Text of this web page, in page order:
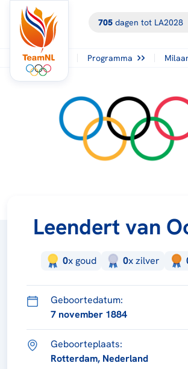
705dagen tot LA2028
Programma
Leendert van
0x goud 0xzilver
Geboortedatum:
7 november 1884
Geboorteplaats:
Rotterdam, Nederland